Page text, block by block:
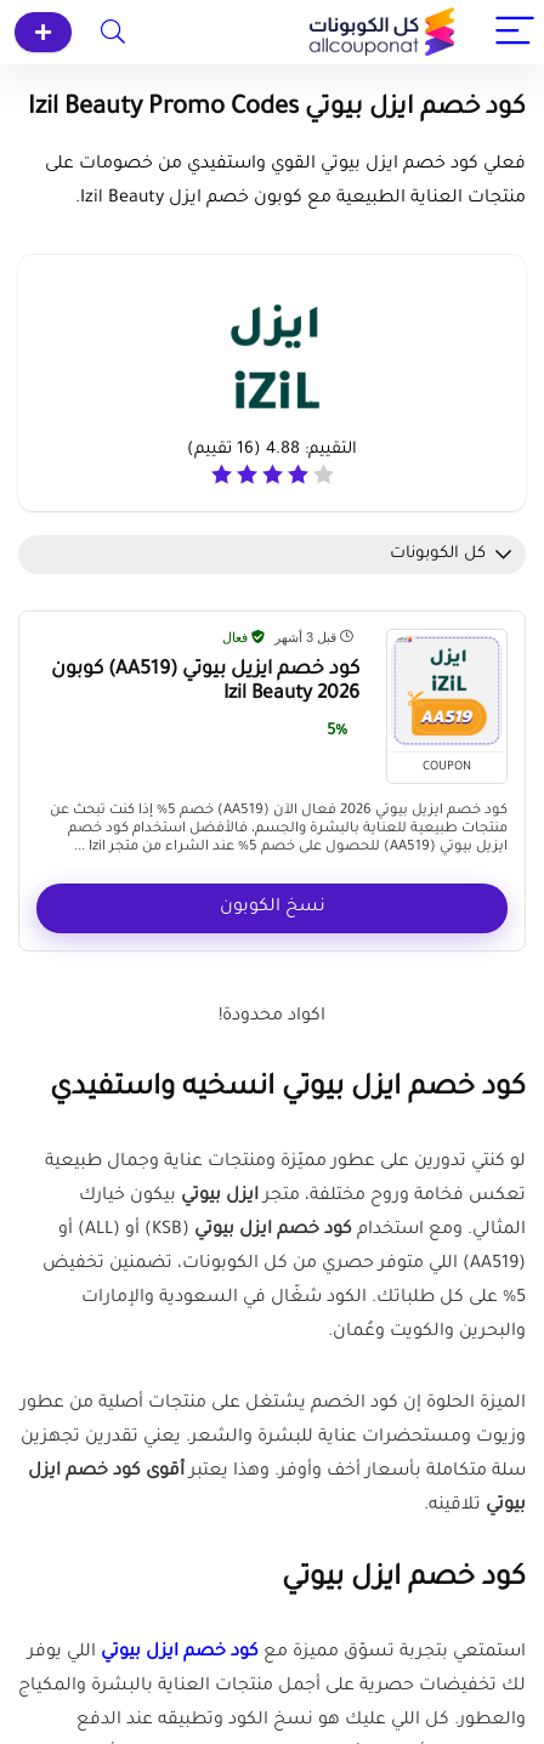
كود خصم ايزل بيوتي Izil Beauty Promo Codes
فعلي كود خصم ايزل بيوتي القوي واستفيدي من خصومات على
منتجات العناية الطبيعية مع كوبون خصم ايزل Izil Beauty.
التقييم: 4.88
(
16 تقييم)
كل الكوبونات
COUPON
قبل 3 أشهر فعال
كود خصم ايزيل بيوتي (AA519) كوبون
Izil Beauty 2026
5%
كود خصم ايزيل بيوتي 2026 فعال الآن (AA519) خصم 5% إذا كنت تبحث عن
منتجات طبيعية للعناية بالبشرة والجسم، فالأفضل استخدام كود خصم
ايزيل بيوتي (AA519) للحصول على خصم 5% عند الشراء من متجر Izil ...
نسخ الكوبون
اكواد محدودة!
كود خصم ايزل بيوتي انسخيه واستفيدي
لو كنتي تدورين على عطور مميّزة ومنتجات عناية وجمال طبيعية
تعكس فخامة وروح مختلفة، متجرايزل بيوتي بيكون خيارك
المثالي. ومع استخدام كود خصم ايزل بيوتي
(KSB) أو (ALL) أو
(
AA519) اللي متوفر حصري من كل الكوبونات، تضمنين تخفيض
5% على كل طلباتك. الكود شغّال في السعودية والإمارات
والبحرين والكويت وعُمان.
الميزة الحلوة إن كود الخصم يشتغل على منتجات أصلية من عطور
وزيوت ومستحضرات عناية للبشرة والشعر. يعني تقدرين تجهزين
سلة متكاملة بأسعار أخف وأوفر. وهذا يعتبرأقوى كود خصم ايزل
بيوتي تلاقينه.
كود خصم ايزل بيوتي
استمتعي بتجربة تسوّق مميزة مع كود خصم ايزل بيوتي اللي يوفر
لك تخفيضات حصرية على أجمل منتجات العناية بالبشرة والمكياج
والعطور. كل اللي عليك هو نسخ الكود وتطبيقه عند الدفع